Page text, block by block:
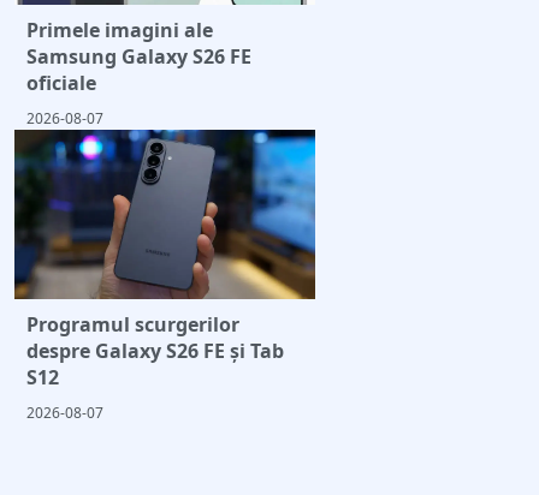
Primele imagini ale
Samsung Galaxy S26 FE
oficiale
2026-08-07
Programul scurgerilor
despre Galaxy S26 FE și Tab
S12
2026-08-07